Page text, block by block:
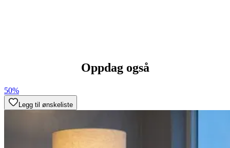
Oppdag også
50%
Legg til ønskeliste